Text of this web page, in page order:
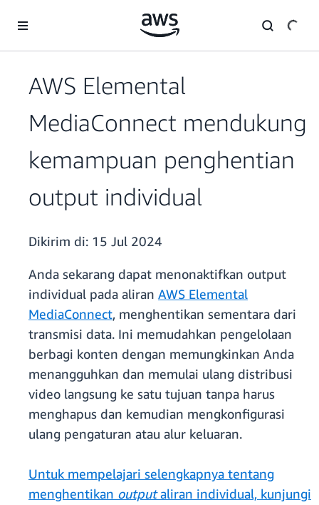
AWS Elemental
MediaConnect mendukung
kemampuan penghentian
output individual
Dikirim di: 15 Jul 2024
Anda sekarang dapat menonaktifkan output
individual pada aliran AWS Elemental
MediaConnect, menghentikan sementara dari
transmisi data. Ini memudahkan pengelolaan
berbagi konten dengan memungkinkan Anda
menangguhkan dan memulai ulang distribusi
video langsung ke satu tujuan tanpa harus
menghapus dan kemudian mengkonfigurasi
ulang pengaturan atau alur keluaran.
Untuk mempelajari selengkapnya tentang
menghentikan outputaliran individual, kunjungi